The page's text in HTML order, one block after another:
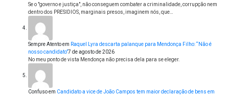
Se o "governo e justiça", não conseguem combater a criminalidade, corrupção nem
dentro dos PRESIDIOS, marginais presos, imaginem nós, que…
Sempre Atentoem Raquel Lyra descarta palanque para Mendonça Filho: “Não é
nosso candidato”7 de agosto de 2026
No meu ponto de vista Mendonça não precisa dela para se eleger.
Confusoem Candidato a vice de João Campos tem maior declaração de bens em